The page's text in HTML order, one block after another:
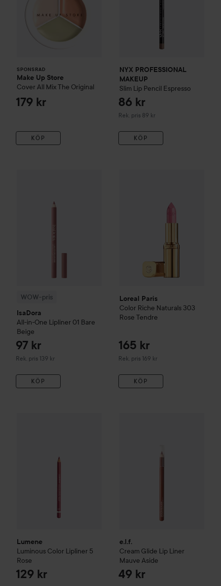
SPONSRAD
Make Up Store
Cover All MixThe Original
179 kr
KÖP
NYX PROFESSIONAL
MAKEUP
Slim Lip Pencil Espresso
86 kr
Rek. pris 89 kr
Rekommenderat pris 89 kr
KÖP
WOW-pris
IsaDora
All-in-One Lipliner 01 Bare
Beige
97 kr
Rek. pris 139 kr
Rekommenderat pris 139 kr
KÖP
Loreal Paris
Color Riche Naturals 303
Rose Tendre
165 kr
Rek. pris 169 kr
Rekommenderat pris 169 kr
KÖP
Lumene
Luminous Color Lipliner 5
Rose
129 kr
e.l.f.
Cream Glide Lip Liner
Mauve Aside
49 kr